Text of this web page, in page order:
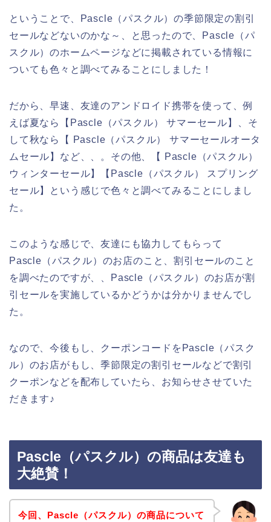
ということで、Pascle（パスクル）の季節限定の割引
セールなどないのかな～、と思ったので、Pascle（パ
スクル）のホームページなどに掲載されている情報に
ついても色々と調べてみることにしました！
だから、早速、友達のアンドロイド携帯を使って、例
えば夏なら【Pascle（パスクル） サマーセール】、そ
して秋なら【 Pascle（パスクル） サマーセールオータ
ムセール】など、、。その他、【 Pascle（パスクル）
ウィンターセール】【Pascle（パスクル） スプリング
セール】という感じで色々と調べてみることにしまし
た。
このような感じで、友達にも協力してもらって
Pascle（パスクル）のお店のこと、割引セールのこと
を調べたのですが、、Pascle（パスクル）のお店が割
引セールを実施しているかどうかは分かりませんでし
た。
なので、今後もし、クーポンコードをPascle（パスク
ル）のお店がもし、季節限定の割引セールなどで割引
クーポンなどを配布していたら、お知らせさせていた
だきます♪
Pascle（パスクル）の商品は友達も
大絶賛！
今回、Pascle（パスクル）の商品について